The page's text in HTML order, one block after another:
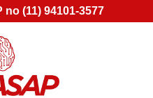
no (11) 94101-3577